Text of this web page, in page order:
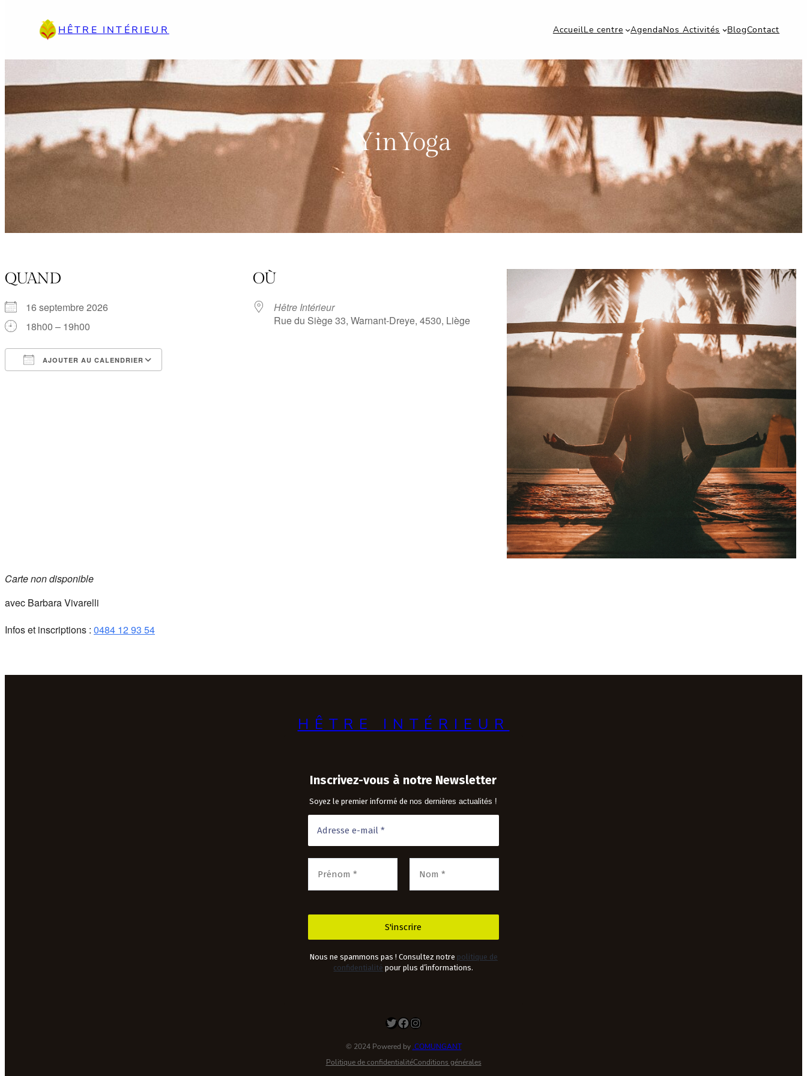
HÊTRE INTÉRIEUR AccueilLe centre AgendaNos Activités BlogContact
YinYoga
QUAND
16 septembre 2026
18h00 – 19h00
AJOUTER AU CALENDRIER
Outlook Live
OÙ
Hêtre Intérieur
Rue du Siège 33, Warnant-Dreye, 4530, Liège
Carte non disponible
avec Barbara Vivarelli
Infos et inscriptions : 0484 12 93 54
HÊTRE INTÉRIEUR
Inscrivez-vous à notre Newsletter
Soyez le premier informé denos dernières actualités !
Nous ne spammons pas ! Consultez notre politique de
confidentialité pour plus d’informations.
Twitter Facebook Instagram
© 2024 Powered by.COMUNGANT
Politique de confidentialitéConditions générales